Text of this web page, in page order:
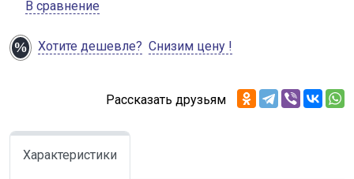
В сравнение
Хотите дешевле? Снизим цену !
Рассказать друзьям
Характеристики